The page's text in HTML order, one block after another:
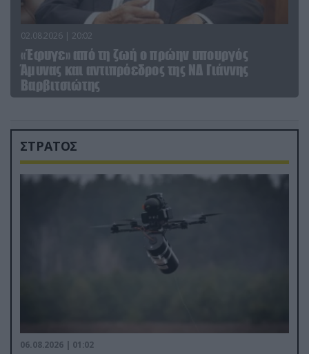
02.08.2026 | 20:02
«Έφυγε» από τη ζωή ο πρώην υπουργός
Άμυνας και αντιπρόεδρος της ΝΔ Γιάννης
Βαρβιτσιώτης
ΣΤΡΑΤΟΣ
06.08.2026 | 01:02